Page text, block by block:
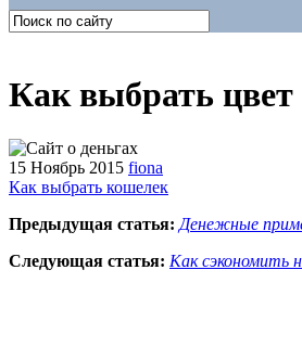
Как выбрать
15 Ноябрь 2015 fiona
Как выбрать кошелек
Предыдущая статья: Денежные
Следующая статья: Как сэкономить